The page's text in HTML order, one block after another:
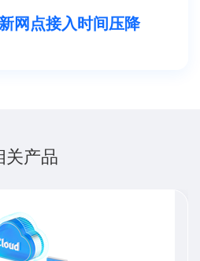
新网点接入时间压降
关产品